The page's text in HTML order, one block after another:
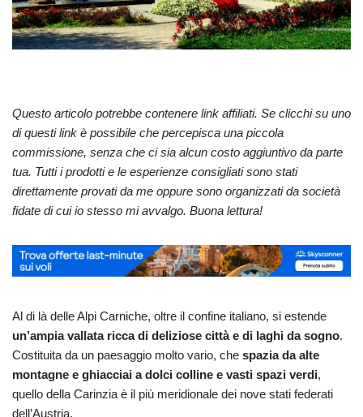
Questo articolo potrebbe contenere link affiliati. Se clicchi su uno
di questi link è possibile che percepisca una piccola
commissione, senza che ci sia alcun costo aggiuntivo da parte
tua. Tutti i prodotti e le esperienze consigliati sono stati
direttamente provati da me oppure sono organizzati da società
fidate di cui io stesso mi avvalgo. Buona lettura!
Al di là delle Alpi Carniche, oltre il confine italiano, si estende
un’ampia vallata ricca di deliziose città e di laghi da sogno.
Costituita da un paesaggio molto vario, che spazia da alte
montagne e ghiacciai a dolci colline e vasti spazi verdi,
quello della Carinzia è il più meridionale dei nove stati federati
dell’Austria.